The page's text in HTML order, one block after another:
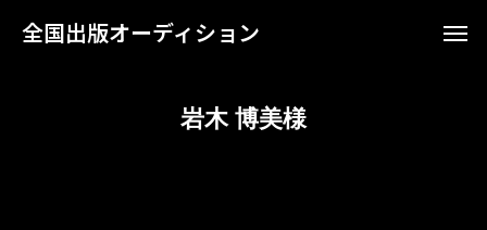
全国出版オーディション
岩木 博美様